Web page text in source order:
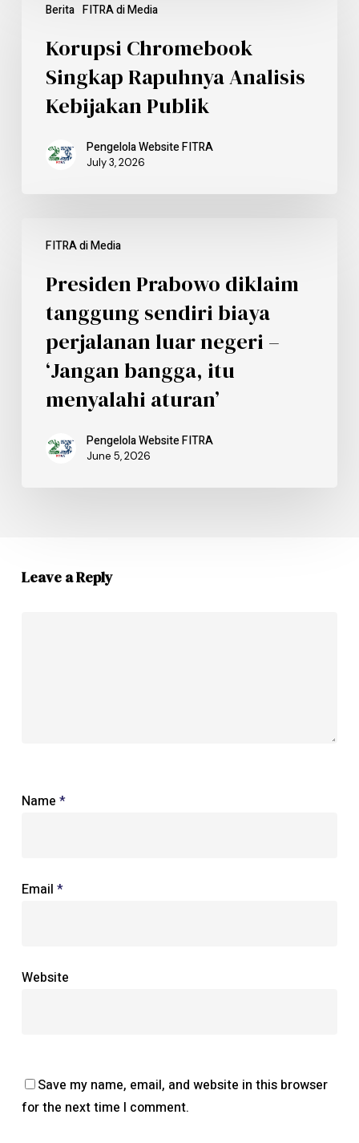
Berita FITRA di Media
Korupsi Chromebook
Singkap Rapuhnya Analisis
Kebijakan Publik
Pengelola Website FITRA
July 3, 2026
FITRA di Media
Presiden Prabowo diklaim
tanggung sendiri biaya
perjalanan luar negeri –
‘Jangan bangga, itu
menyalahi aturan’
Pengelola Website FITRA
June 5, 2026
Leave a Reply
Name *
Email *
Website
Save my name, email, and website in this browser
for the next time I comment.